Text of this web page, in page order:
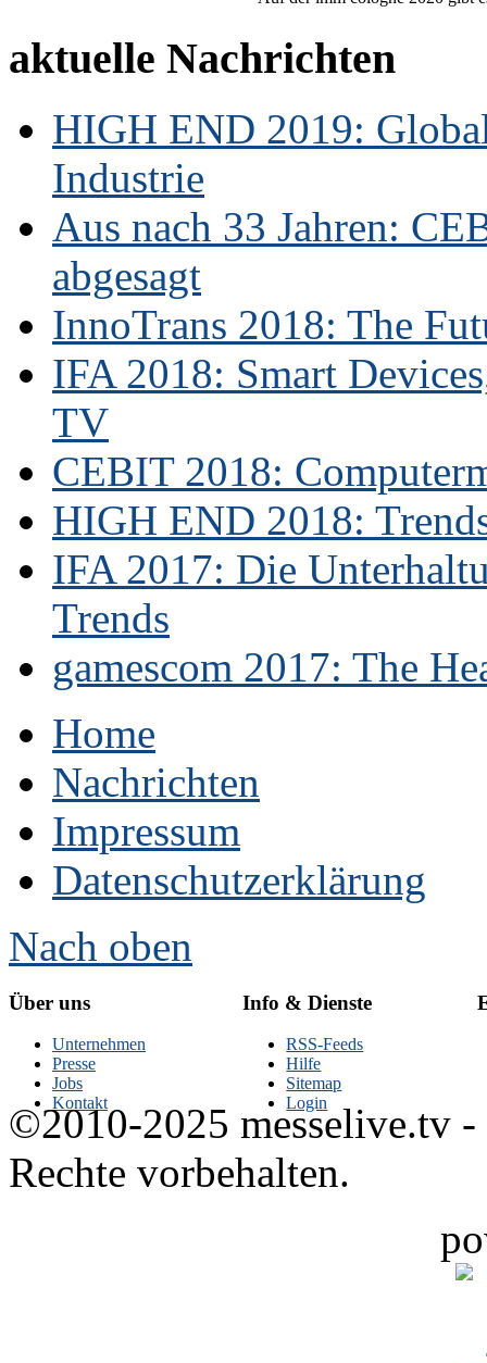
aktuelle Nachrichten
HIGH END 2019:
Industrie
Aus nach 33 Jahren:
abgesagt
InnoTrans 2018: The
IFA 2018: Smart
TV
CEBIT 2018:
HIGH END 2018:
IFA 2017: Die
Trends
gamescom 2017: The
Home
Nachrichten
Impressum
Datenschutzerklärung
Nach oben
Über uns
Unternehmen
Presse
Jobs
Kontakt
Info & Dienste
RSS-Feeds
Hilfe
Sitemap
Login
©2010-2025 messelive.tv -
Rechte vorbehalten.